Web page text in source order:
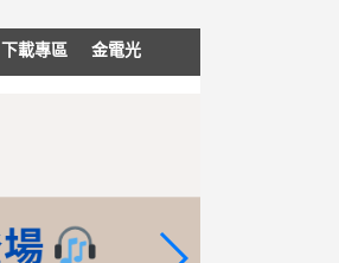
下載專區 金電光